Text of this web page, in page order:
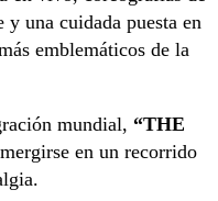
una cuidada puesta en
emblemáticos de la
mundial, “THE
en un recorrido